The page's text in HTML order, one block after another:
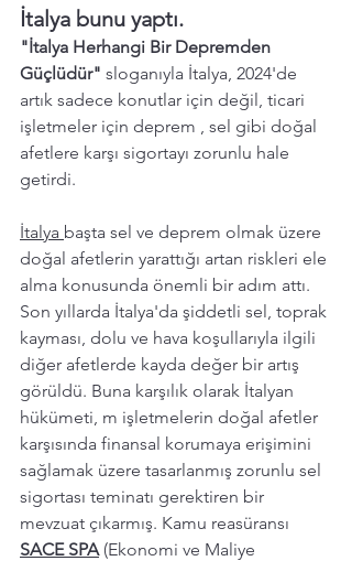
İtalya bunu yaptı.
"İtalya Herhangi Bir Depremden
Güçlüdür" sloganıyla İtalya, 2024'de
artık sadece konutlar için değil, ticari
işletmeler için deprem , sel gibi doğal
afetlere karşı sigortayı zorunlu hale
getirdi.
İtalya başta sel ve deprem olmak üzere
doğal afetlerin yarattığı artan riskleri ele
alma konusunda önemli bir adım attı.
Son yıllarda İtalya'da şiddetli sel, toprak
kayması, dolu ve hava koşullarıyla ilgili
diğer afetlerde kayda değer bir artış
görüldü. Buna karşılık olarak İtalyan
hükümeti, m işletmelerin doğal afetler
karşısında finansal korumaya erişimini
sağlamak üzere tasarlanmış zorunlu sel
sigortası teminatı gerektiren bir
mevzuat çıkarmış. Kamu reasüransı
SACE SPA (Ekonomi ve Maliye